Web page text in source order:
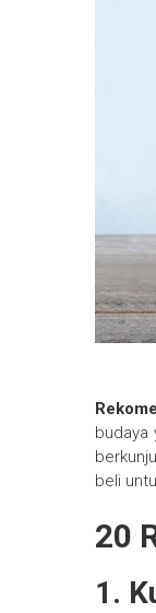
budaya
beli
20
1.